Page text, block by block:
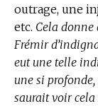
outrage, une
etc. Cela donne
Frémir
eut une telle
une si
saurait voir